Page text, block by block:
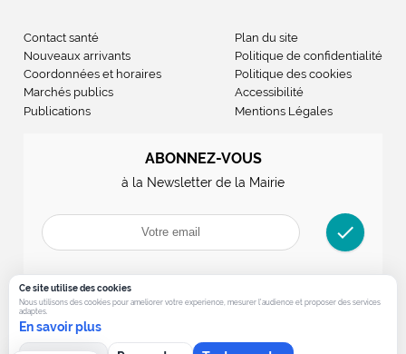
Contact santé
Nouveaux arrivants
Coordonnées et horaires
Marchés publics
Publications
Plan du site
Politique de confidentialité
Politique des cookies
Accessibilité
Mentions Légales
ABONNEZ-VOUS
à la Newsletter de la Mairie
check
Ce site utilise des cookies
Nous utilisons des cookies pour ameliorer votre experience, mesurer l’audience et proposer des services
adaptes.
En savoir plus